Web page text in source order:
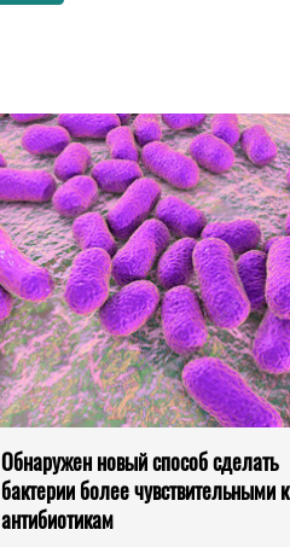
Обнаружен новый способ сделать
бактерии более чувствительными к
антибиотикам